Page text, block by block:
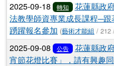
2025-09-18 轉知
花蓮縣政
法教學師資專業成長課程─
踴躍報名參加 (藝術才能組 / 212
2025-09-08 公告
花蓮縣政
宵節花燈比賽」，請有興趣